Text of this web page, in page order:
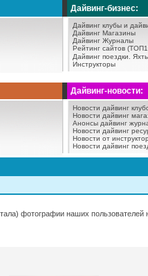
Дайвинг-бизнес:
Дайвинг клубы и
Дайвинг Магазины
Дайвинг Журналы
Рейтинг сайтов
Дайвинг поездки.
Инструкторы
Дайвинг-новости:
Новости дайвинг
Новости дайвинг
Анонсы дайвинг
Новости дайвинг
Новости от
Новости дайвинг
фотографии наших пользователей